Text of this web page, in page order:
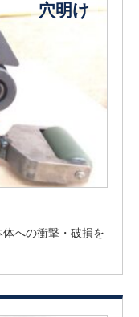
への衝撃・破損を
穴明け